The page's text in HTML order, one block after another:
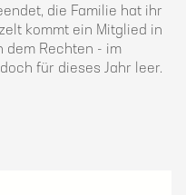
die Familie hat ihr
kommt ein Mitglied in
dem Rechten - im
für dieses Jahr leer.